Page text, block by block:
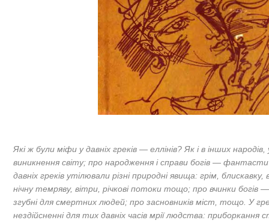
Які ж були міфи у давніх греків — еллінів? Як і в інших
виникнення світу; про народження і справи богів —
давніх греків утілювали різні природні явища: грім,
нічну темряву, вітри, річкові потоки тощо; про вчинки богів
згубні для смертних людей; про засновників міст, тощо. У
нездійсненні для тих давніх часів мрії людства: приборкання